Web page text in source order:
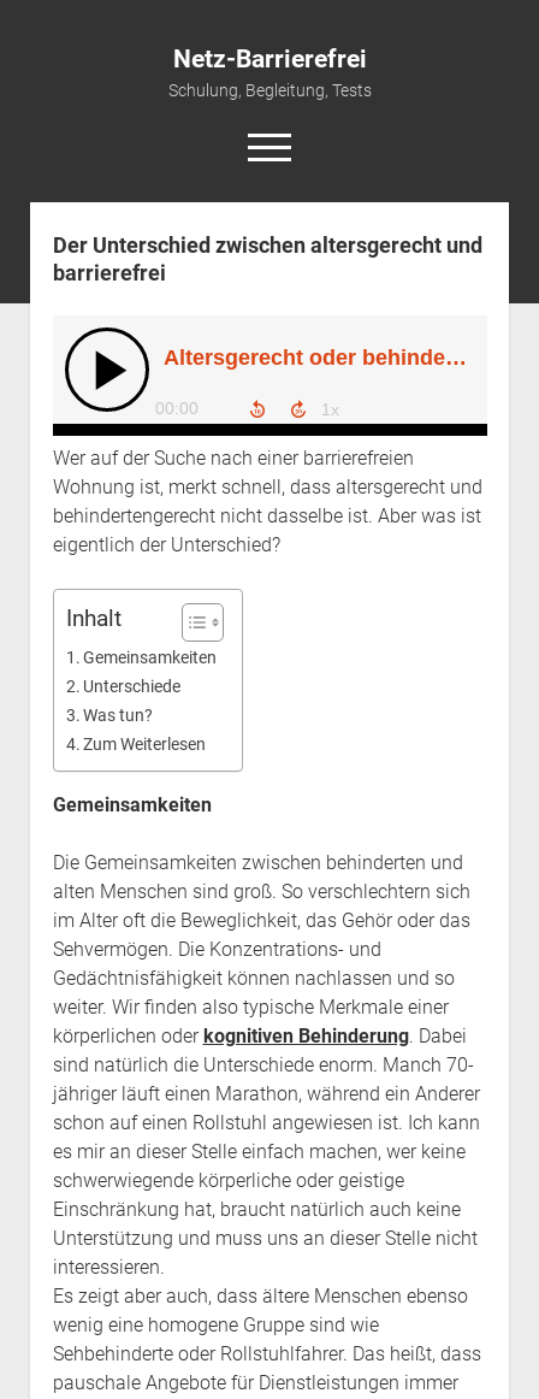
Netz-Barrierefrei
Schulung, Begleitung, Tests
open
menu
Start
Beraten & Begleiten
Prüfen und Testen
Barrierefreie PDFs
Newsletter und Infos
open
Newsletter
Podcast
Kontakt/Impressum
Datenschutz
English Version
Der Unterschied zwischen altersgerecht und
barrierefrei
Wer auf der Suche nach einer barrierefreien
Wohnung ist, merkt schnell, dass altersgerecht und
behindertengerecht nicht dasselbe ist. Aber was ist
eigentlich der Unterschied?
Inhalt
Gemeinsamkeiten
Unterschiede
Was tun?
Zum Weiterlesen
Gemeinsamkeiten
Die Gemeinsamkeiten zwischen behinderten und
alten Menschen sind groß. So verschlechtern sich
im Alter oft die Beweglichkeit, das Gehör oder das
Sehvermögen. Die Konzentrations- und
Gedächtnisfähigkeit können nachlassen und so
weiter. Wir finden also typische Merkmale einer
körperlichen oderkognitiven Behinderung. Dabei
sind natürlich die Unterschiede enorm. Manch 70-
jähriger läuft einen Marathon, während ein Anderer
schon auf einen Rollstuhl angewiesen ist. Ich kann
es mir an dieser Stelle einfach machen, wer keine
schwerwiegende körperliche oder geistige
Einschränkung hat, braucht natürlich auch keine
Unterstützung und muss uns an dieser Stelle nicht
interessieren.
Es zeigt aber auch, dass ältere Menschen ebenso
wenig eine homogene Gruppe sind wie
Sehbehinderte oder Rollstuhlfahrer. Das heißt, dass
pauschale Angebote für Dienstleistungen immer